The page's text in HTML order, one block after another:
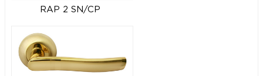
RAP 2 SN/CP